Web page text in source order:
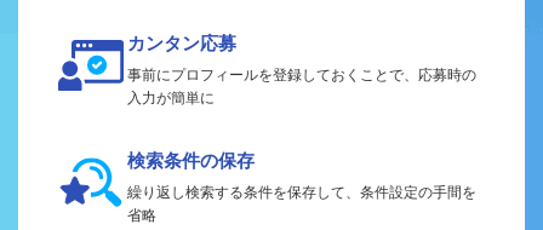
カンタン応募
事前にプロフィールを登録しておくことで、応募時の
入力が簡単に
検索条件の保存
繰り返し検索する条件を保存して、条件設定の手間を
省略